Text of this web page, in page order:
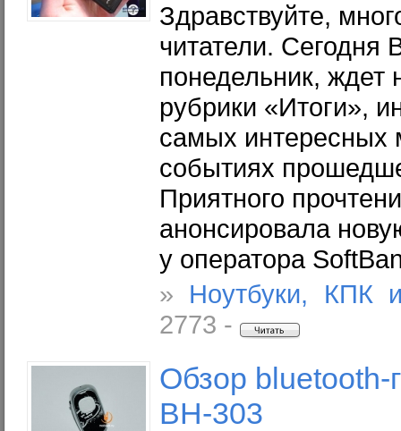
Здравствуйте,
читатели. Сегодня
понедельник, ждет
рубрики «Итоги»,
самых интересных
событиях
Приятного
анонсировала
у оператора
» Ноутбуки, КПК
2773 -
Обзор bluetooth-
BH-303